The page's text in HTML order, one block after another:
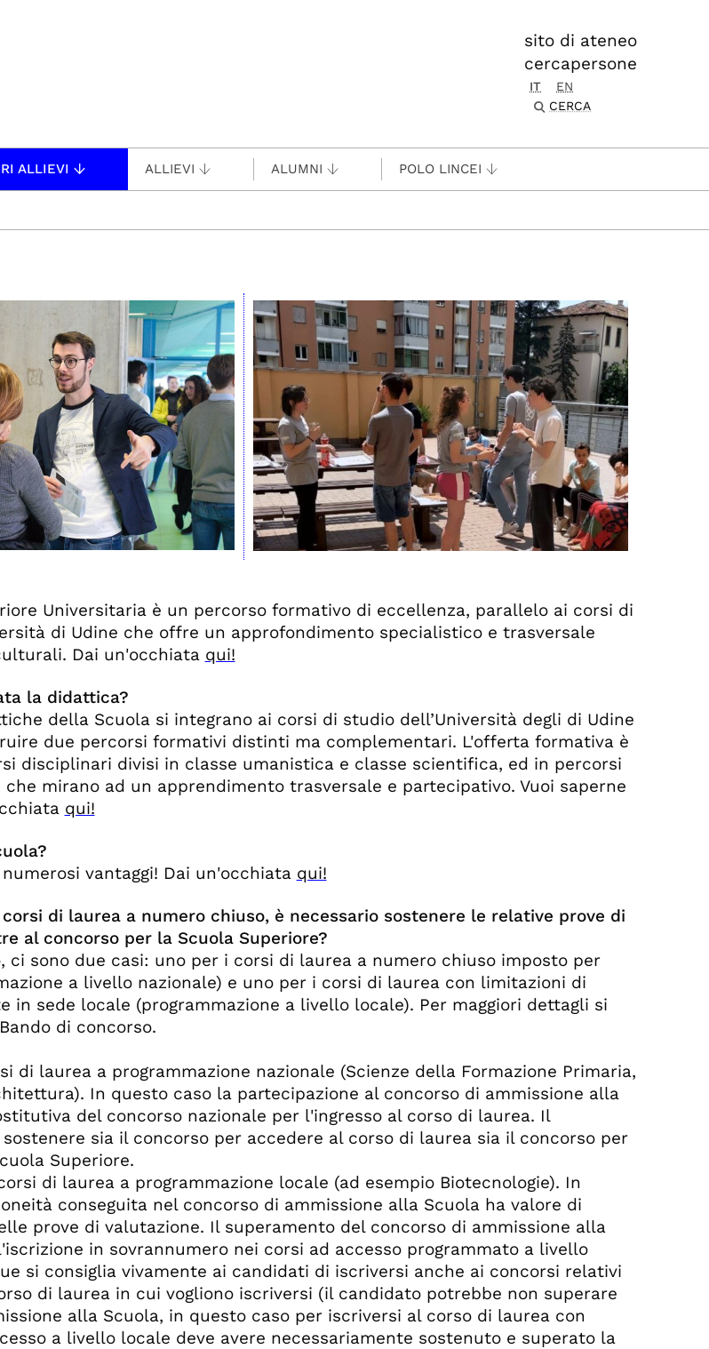
sito di ateneo
cercapersone
IT
EN
CERCA
ALLIEVI ALLIEVI ALUMNI POLO LINCEI
Universitaria è un percorso formativo di eccellenza, parallelo ai corsi di
di Udine che offre un approfondimento specialistico e trasversale
Dai un'occhiata qui!
la didattica?
della Scuola si integrano ai corsi di studio dell’Università degli di Udine
due percorsi formativi distinti ma complementari. L'offerta formativa è
disciplinari divisi in classe umanistica e classe scientifica, ed in percorsi
mirano ad un apprendimento trasversale e partecipativo. Vuoi saperne
qui!
vantaggi! Dai un'occhiata qui!
di laurea a numero chiuso, è necessario sostenere le relative prove di
al concorso per la Scuola Superiore?
ci sono due casi: uno per i corsi di laurea a numero chiuso imposto per
a livello nazionale) e uno per i corsi di laurea con limitazioni di
in sede locale (programmazione a livello locale). Per maggiori dettagli si
di concorso.
di laurea a programmazione nazionale (Scienze della Formazione Primaria,
In questo caso la partecipazione al concorso di ammissione alla
del concorso nazionale per l'ingresso al corso di laurea. Il
sia il concorso per accedere al corso di laurea sia il concorso per
Superiore.
di laurea a programmazione locale (ad esempio Biotecnologie). In
conseguita nel concorso di ammissione alla Scuola ha valore di
prove di valutazione. Il superamento del concorso di ammissione alla
in sovrannumero nei corsi ad accesso programmato a livello
si consiglia vivamente ai candidati di iscriversi anche ai concorsi relativi
di laurea in cui vogliono iscriversi (il candidato potrebbe non superare
alla Scuola, in questo caso per iscriversi al corso di laurea con
a livello locale deve avere necessariamente sostenuto e superato la